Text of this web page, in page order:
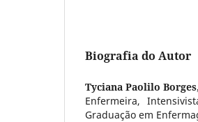
Biografia do Autor
Tyciana Paolilo Borges,
Enfermeira,
Graduação em